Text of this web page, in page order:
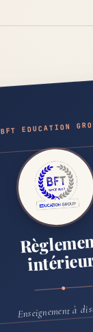
BFT EDUCATION
Enseignement à